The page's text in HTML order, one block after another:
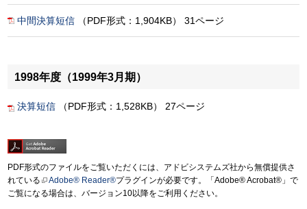
中間決算短信 （PDF形式：1,904KB） 31ページ
1998年度（1999年3月期）
決算短信 （PDF形式：1,528KB） 27ページ
PDF形式のファイルをご覧いただくには、アドビシステムズ社から無償提供さ
れている
Adobe® Reader®プラグインが必要です。「Adobe® Acrobat®」で
ご覧になる場合は、バージョン10以降をご利用ください。